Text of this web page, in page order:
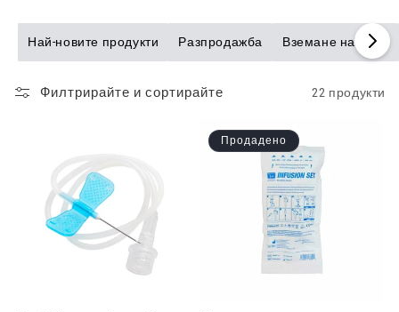
Най-новите продукти Разпродажба Вземане на кръв
Филтрирайте и сортирайте 22 продукти
Продадено